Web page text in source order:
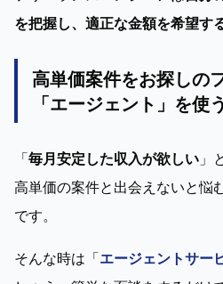
を把握し、適正な金額を希望す
高単価案件をお探しの
「エージェント」を使
「毎月安定した収入が欲しい 」
高単価の案件と出会えないと悩
です。
そんな時は「エージェントサー